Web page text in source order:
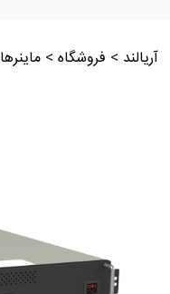
آریالند > فروشگاه >ماینرها